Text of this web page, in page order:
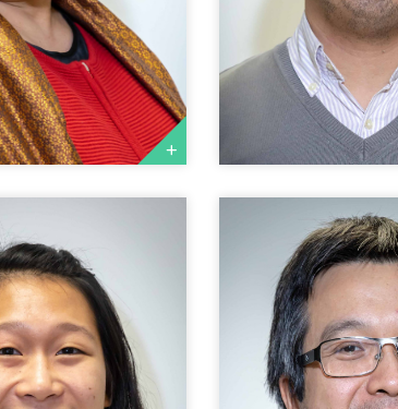
YOUK BENOIST
Vice-président